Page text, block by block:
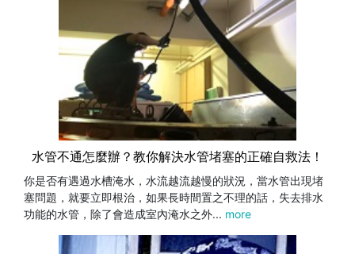
水管不通怎麼辦？教你解決水管堵塞的正確自救法！
你是否有遇過水槽淹水，水流越流越慢的狀況，當水管出現堵
塞問題，就要立即根治，如果長時間置之不理的話，失去排水
功能的水管，除了會造成室內淹水之外... more